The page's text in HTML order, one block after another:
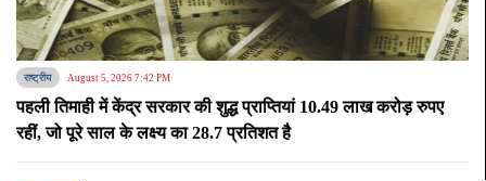
राष्ट्रीय August 5, 2026 7:42 PM
पहली तिमाही में केंद्र सरकार की शुद्ध प्राप्तियां 10.49 लाख करोड़ रुपए
रहीं, जो पूरे साल के लक्ष्य का 28.7 प्रतिशत है